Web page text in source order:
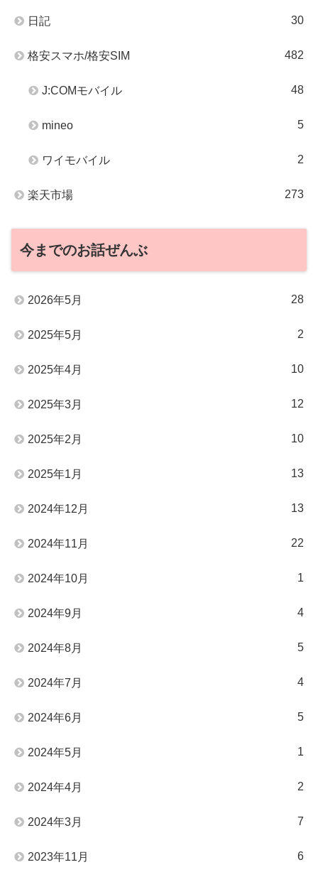
日記 30
格安スマホ/格安SIM 482
J:COMモバイル 48
mineo 5
ワイモバイル 2
楽天市場 273
今までのお話ぜんぶ
2026年5月 28
2025年5月 2
2025年4月 10
2025年3月 12
2025年2月 10
2025年1月 13
2024年12月 13
2024年11月 22
2024年10月 1
2024年9月 4
2024年8月 5
2024年7月 4
2024年6月 5
2024年5月 1
2024年4月 2
2024年3月 7
2023年11月 6